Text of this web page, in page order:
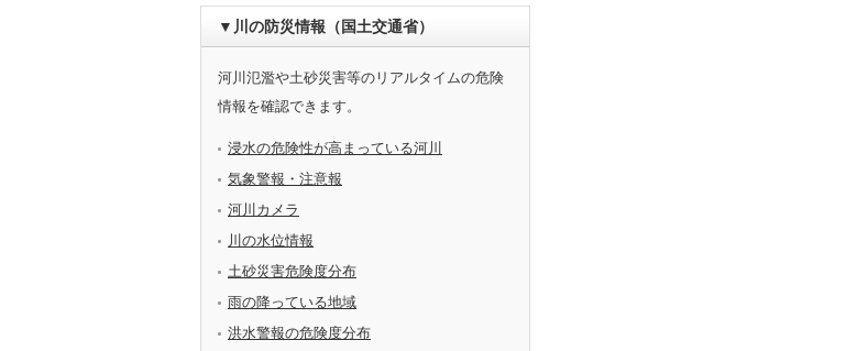
▼川の防災情報（国土交通省）
河川氾濫や土砂災害等のリアルタイムの危険
情報を確認できます。
浸水の危険性が高まっている河川
気象警報・注意報
河川カメラ
川の水位情報
土砂災害危険度分布
雨の降っている地域
洪水警報の危険度分布